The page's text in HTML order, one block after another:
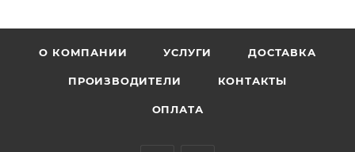
О КОМПАНИИ УСЛУГИ ДОСТАВКА
ПРОИЗВОДИТЕЛИ КОНТАКТЫ
ОПЛАТА